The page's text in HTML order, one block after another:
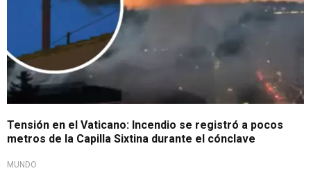
Tensión en el Vaticano: Incendio se registró a pocos
metros de la Capilla Sixtina durante el cónclave
MUNDO